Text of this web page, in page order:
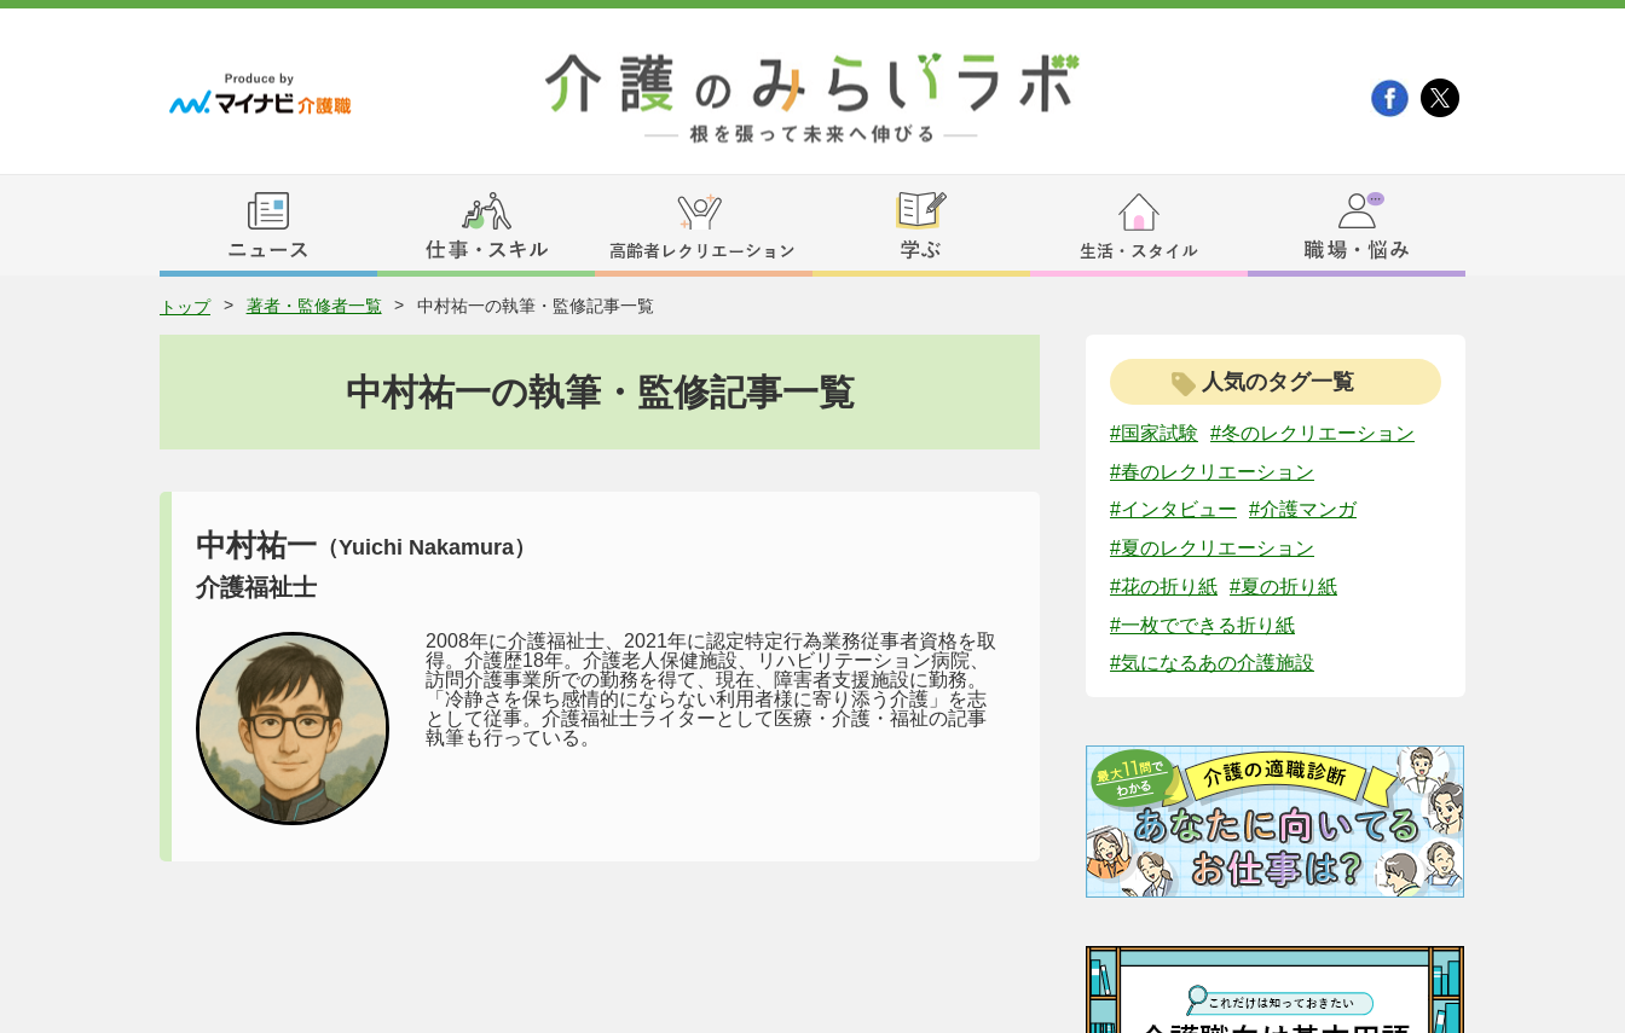
トップ 著者・監修者一覧 中村祐一の執筆・監修記事一覧
中村祐一の執筆・監修記事一覧
中村祐一 （Yuichi Nakamura）
介護福祉士
2008年に介護福祉士、2021年に認定特定行為業務従事者資格を取
得。介護歴18年。介護老人保健施設、リハビリテーション病院、
訪問介護事業所での勤務を得て、現在、障害者支援施設に勤務。
「冷静さを保ち感情的にならない利用者様に寄り添う介護」を志
として従事。介護福祉士ライターとして医療・介護・福祉の記事
執筆も行っている。
人気のタグ一覧
#国家試験
#冬のレクリエーション
#春のレクリエーション
#インタビュー
#介護マンガ
#夏のレクリエーション
#花の折り紙 #夏の折り紙
#一枚でできる折り紙
#気になるあの介護施設